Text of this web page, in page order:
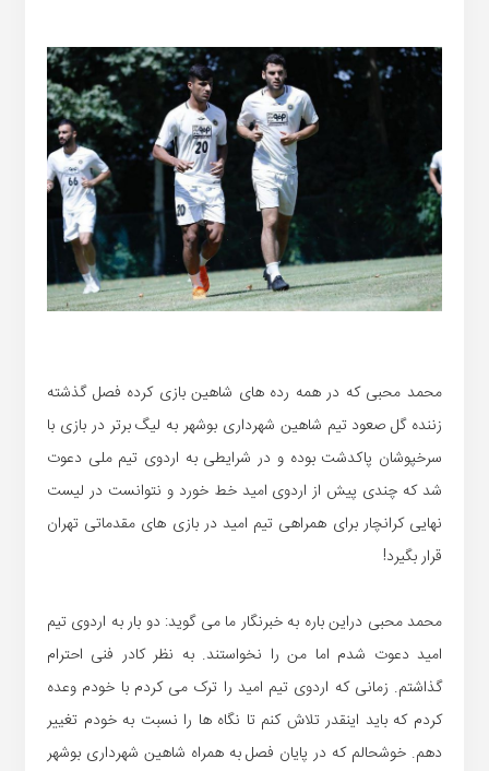
محمد محبی که در همه رده های شاهین بازی کرده فصل گذشته
زننده گل صعود تیم شاهین شهرداری بوشهر به لیگ برتر در بازی با
سرخپوشان پاکدشت بوده و در شرایطی به اردوی تیم ملی دعوت
شد که چندی پیش از اردوی امید خط خورد و نتوانست در لیست
نهایی کرانچار برای همراهی تیم امید در بازی های مقدماتی تهران
قرار بگیرد!
محمد محبی دراین باره به خبرنگار ما می گوید: دو بار به اردوی تیم
امید دعوت شدم اما من را نخواستند. به نظر کادر فنی احترام
گذاشتم. زمانی که اردوی تیم امید را ترک می کردم با خودم وعده
کردم که باید اینقدر تلاش کنم تا نگاه ها را نسبت به خودم تغییر
دهم. خوشحالم که در پایان فصل به همراه شاهین شهرداری بوشهر